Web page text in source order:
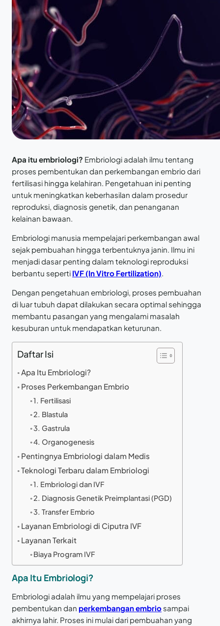
Apa itu embriologi? Embriologi adalah ilmu tentang
proses pembentukan dan perkembangan embrio dari
fertilisasi hingga kelahiran. Pengetahuan ini penting
untuk meningkatkan keberhasilan dalam prosedur
reproduksi, diagnosis genetik, dan penanganan
kelainan bawaan.
Embriologi manusia mempelajari perkembangan awal
sejak pembuahan hingga terbentuknya janin. Ilmu ini
menjadi dasar penting dalam teknologi reproduksi
berbantu seperti IVF (In Vitro Fertilization).
Dengan pengetahuan embriologi, proses pembuahan
di luar tubuh dapat dilakukan secara optimal sehingga
membantu pasangan yang mengalami masalah
kesuburan untuk mendapatkan keturunan.
Daftar Isi
Apa Itu Embriologi?
Proses Perkembangan Embrio
1. Fertilisasi
2. Blastula
3. Gastrula
4. Organogenesis
Pentingnya Embriologi dalam Medis
Teknologi Terbaru dalam Embriologi
1. Embriologi dan IVF
2. Diagnosis Genetik Preimplantasi (PGD)
3. Transfer Embrio
Layanan Embriologi di Ciputra IVF
Layanan Terkait
Biaya Program IVF
Apa Itu Embriologi?
Embriologi adalah ilmu yang mempelajari proses
pembentukan dan perkembangan embrio sampai
akhirnya lahir. Proses ini mulai dari pembuahan yang